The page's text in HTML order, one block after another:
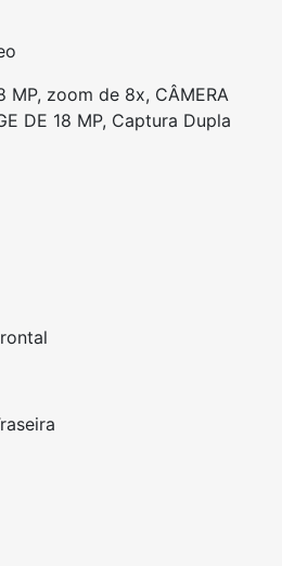
MP, zoom de 8x, CÂMERA
DE 18 MP, Captura Dupla